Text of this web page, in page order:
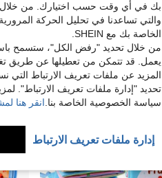
11.54€
بك في أي وقت حسب اختيارك. من خلال
والتي تساعدنا في تحليل الحركة
الخاصة بك مع SHEIN.
من خلال تحديد "رفض الكل"، ستسمح
يعمل. قد تتمكن من تعطيلها عن طريق
المزيد عن ملفات تعريف الارتباط التي
تحديد "إدارة ملفات تعريف الارتباط".
سياسة الخصوصية الخاصة بنا. انقر هنا
إدارة ملفات تعريف الارتباط